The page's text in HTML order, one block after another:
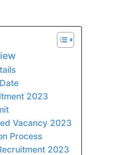
2023
Vacancy 2023
Process
2023